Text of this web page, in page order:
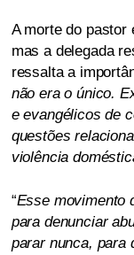
A morte do pastor
mas a delegada
ressalta a
não era o único.
e evangélicos de
questões
violência
“Esse movimento
para denunciar
parar nunca, para